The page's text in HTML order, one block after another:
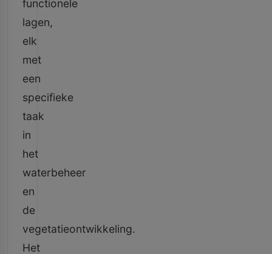
functionele
lagen,
elk
met
een
specifieke
taak
in
het
waterbeheer
en
de
vegetatieontwikkeling.
Het